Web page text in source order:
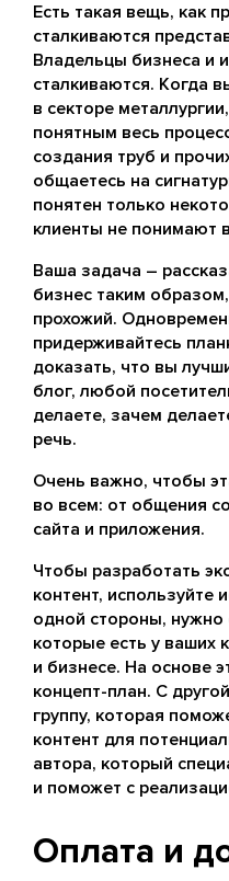
Есть такая вещь, как
сталкиваются
Владельцы бизнеса и
сталкиваются. Когда
в секторе
понятным весь
создания труб и
общаетесь на
понятен только
клиенты не понимают
Ваша задача –
бизнес таким
прохожий.
придерживайтесь
доказать, что вы
блог, любой
делаете, зачем
речь.
Очень важно, чтобы
во всем: от общения
сайта и приложения.
Чтобы разработать
контент, используйте
одной стороны, нужно
которые есть у ваших
и бизнесе. На основе
концепт-план. С
группу, которая
контент для
автора, который
и поможет с
Оплата и